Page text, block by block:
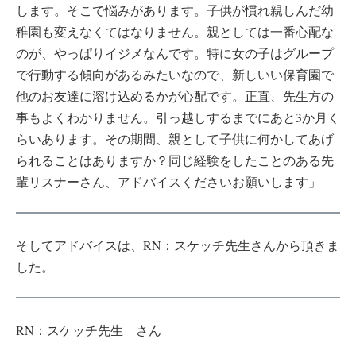
します。そこで悩みがあります。子供が慣れ親しんだ幼
稚園も変えなくてはなりません。親としては一番心配な
のが、やっぱりイジメなんです。特に女の子はグループ
で行動する傾向があるみたいなので、新しいい保育園で
他のお友達に溶け込めるかが心配です。正直、先生方の
事もよくわかりません。引っ越しするまでにあと3か月く
らいあります。その期間、親として子供に何かしてあげ
られることはありますか？同じ経験をしたことのある先
輩リスナーさん、アドバイスくださいお願いします」
そしてアドバイスは、RN：スケッチ先生さんから頂きま
した。
RN：スケッチ先生 さん